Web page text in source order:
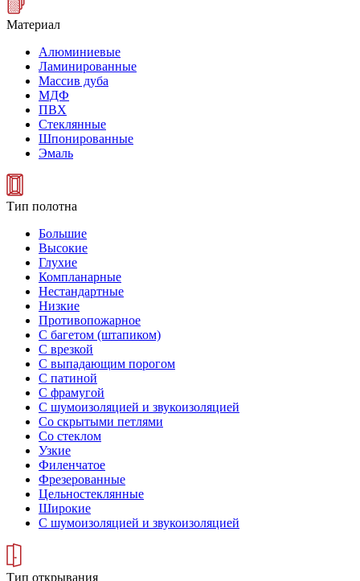
Материал
Алюминиевые
Ламинированные
Массив дуба
МДФ
ПВХ
Стеклянные
Шпонированные
Эмаль
Тип полотна
Большие
Высокие
Глухие
Компланарные
Нестандартные
Низкие
Противопожарное
С багетом (штапиком)
С врезкой
С выпадающим порогом
С патиной
С фрамугой
С шумоизоляцией и звукоизоляцией
Со скрытыми петлями
Со стеклом
Узкие
Филенчатое
Фрезерованные
Цельностеклянные
Широкие
С шумоизоляцией и звукоизоляцией
Тип открывания